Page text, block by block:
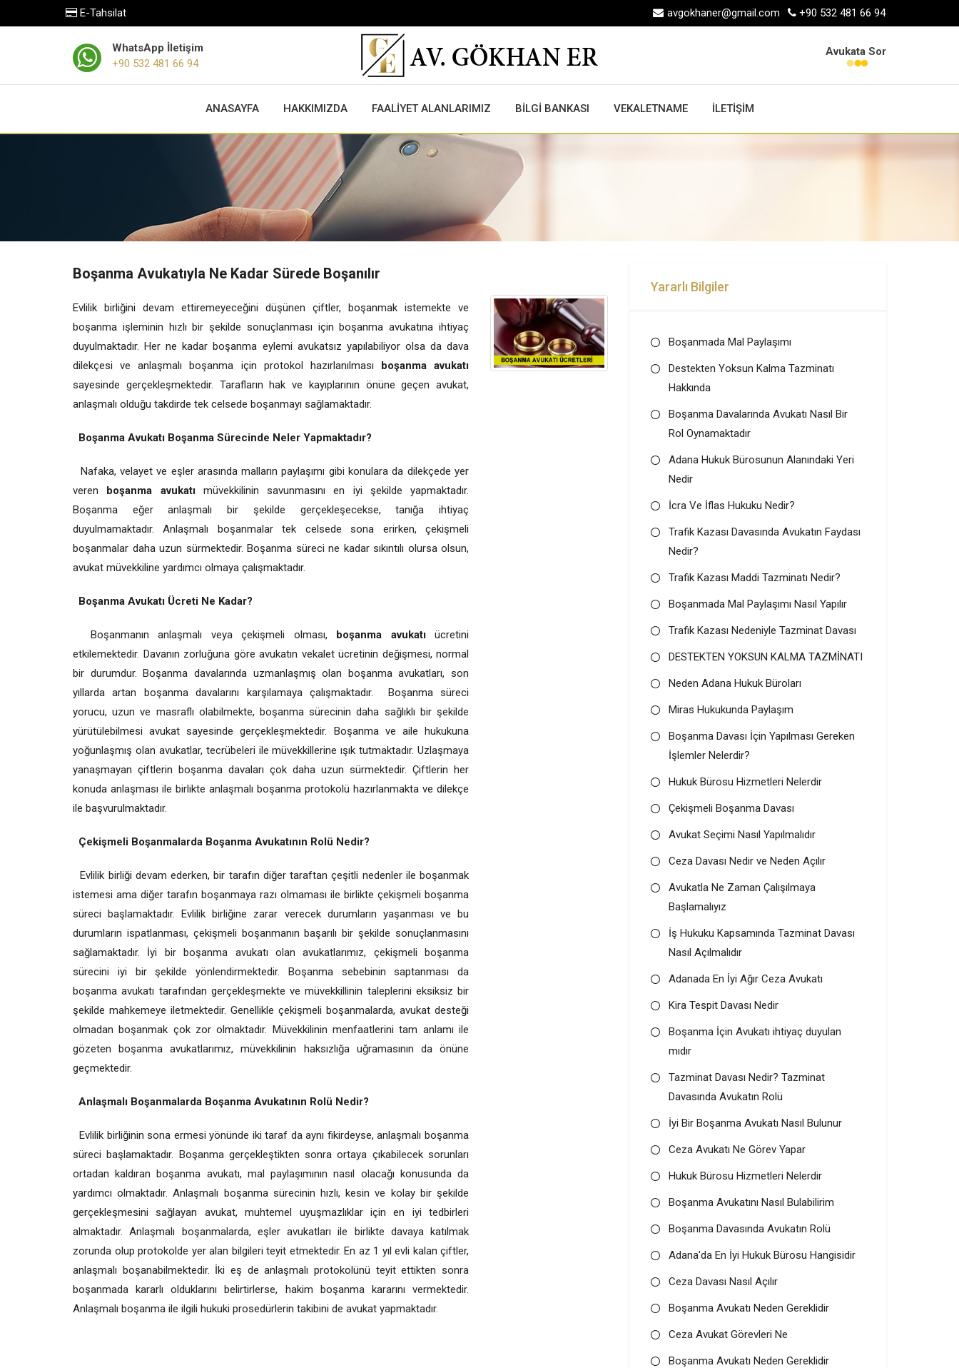
E-Tahsilat avgokhaner@gmail.com +90 532 481 66 94
WhatsApp İletişim
+90 532 481 66 94
Avukata Sor
ANASAYFA HAKKIMIZDA FAALİYET ALANLARIMIZ BİLGİ BANKASI VEKALETNAME İLETİŞİM
Boşanma Avukatıyla Ne Kadar Sürede Boşanılır
Evlilik birliğini devam ettiremeyeceğini düşünen çiftler, boşanmak istemekte ve
boşanma işleminin hızlı bir şekilde sonuçlanması için boşanma avukatına ihtiyaç
duyulmaktadır. Her ne kadar boşanma eylemi avukatsız yapılabiliyor olsa da dava
dilekçesi ve anlaşmalı boşanma için protokol hazırlanılması boşanma avukatı
sayesinde gerçekleşmektedir. Tarafların hak ve kayıplarının önüne geçen avukat,
anlaşmalı olduğu takdirde tek celsede boşanmayı sağlamaktadır.
Boşanma Avukatı Boşanma Sürecinde Neler Yapmaktadır?
Nafaka, velayet ve eşler arasında malların paylaşımı gibi konulara da dilekçede yer
veren boşanma avukatı müvekkilinin savunmasını en iyi şekilde yapmaktadır.
Boşanma eğer anlaşmalı bir şekilde gerçekleşecekse, tanığa ihtiyaç
duyulmamaktadır. Anlaşmalı boşanmalar tek celsede sona erirken, çekişmeli
boşanmalar daha uzun sürmektedir. Boşanma süreci ne kadar sıkıntılı olursa olsun,
avukat müvekkiline yardımcı olmaya çalışmaktadır.
Boşanma Avukatı Ücreti Ne Kadar?
Boşanmanın anlaşmalı veya çekişmeli olması, boşanma avukatıücretini
etkilemektedir. Davanın zorluğuna göre avukatın vekalet ücretinin değişmesi, normal
bir durumdur. Boşanma davalarında uzmanlaşmış olan boşanma avukatları, son
yıllarda artan boşanma davalarını karşılamaya çalışmaktadır.
Boşanma süreci
yorucu, uzun ve masraflı olabilmekte, boşanma sürecinin daha sağlıklı bir şekilde
yürütülebilmesi avukat sayesinde gerçekleşmektedir. Boşanma ve aile hukukuna
yoğunlaşmış olan avukatlar, tecrübeleri ile müvekkillerine ışık tutmaktadır. Uzlaşmaya
yanaşmayan çiftlerin boşanma davaları çok daha uzun sürmektedir. Çiftlerin her
konuda anlaşması ile birlikte anlaşmalı boşanma protokolü hazırlanmakta ve dilekçe
ile başvurulmaktadır.
Çekişmeli Boşanmalarda Boşanma Avukatının Rolü Nedir?
Evlilik birliği devam ederken, bir tarafın diğer taraftan çeşitli nedenler ile boşanmak
istemesi ama diğer tarafın boşanmaya razı olmaması ile birlikte çekişmeli boşanma
süreci başlamaktadır. Evlilik birliğine zarar verecek durumların yaşanması ve bu
durumların ispatlanması, çekişmeli boşanmanın başarılı bir şekilde sonuçlanmasını
sağlamaktadır. İyi bir boşanma avukatı olan avukatlarımız, çekişmeli boşanma
sürecini iyi bir şekilde yönlendirmektedir. Boşanma sebebinin saptanması da
boşanma avukatı tarafından gerçekleşmekte ve müvekkillinin taleplerini eksiksiz bir
şekilde mahkemeye iletmektedir. Genellikle çekişmeli boşanmalarda, avukat desteği
olmadan boşanmak çok zor olmaktadır. Müvekkilinin menfaatlerini tam anlamı ile
gözeten boşanma avukatlarımız, müvekkilinin haksızlığa uğramasının da önüne
geçmektedir.
Anlaşmalı Boşanmalarda Boşanma Avukatının Rolü Nedir?
Evlilik birliğinin sona ermesi yönünde iki taraf da aynı fikirdeyse, anlaşmalı boşanma
süreci başlamaktadır. Boşanma gerçekleştikten sonra ortaya çıkabilecek sorunları
ortadan kaldıran boşanma avukatı, mal paylaşımının nasıl olacağı konusunda da
yardımcı olmaktadır. Anlaşmalı boşanma sürecinin hızlı, kesin ve kolay bir şekilde
gerçekleşmesini sağlayan avukat, muhtemel uyuşmazlıklar için en iyi tedbirleri
almaktadır. Anlaşmalı boşanmalarda, eşler avukatları ile birlikte davaya katılmak
zorunda olup protokolde yer alan bilgileri teyit etmektedir. En az 1 yıl evli kalan çiftler,
anlaşmalı boşanabilmektedir. İki eş de anlaşmalı protokolünü teyit ettikten sonra
boşanmada kararlı olduklarını belirtirlerse, hakim boşanma kararını vermektedir.
Anlaşmalı boşanma ile ilgili hukuki prosedürlerin takibini de avukat yapmaktadır.
Yararlı Bilgiler
Boşanmada Mal Paylaşımı
Destekten Yoksun Kalma Tazminatı
Hakkında
Boşanma Davalarında Avukatı Nasıl Bir
Rol Oynamaktadır
Adana Hukuk Bürosunun Alanındaki Yeri
Nedir
İcra Ve İflas Hukuku Nedir?
Trafik Kazası Davasında Avukatın Faydası
Nedir?
Trafik Kazası Maddi Tazminatı Nedir?
Boşanmada Mal Paylaşımı Nasıl Yapılır
Trafik Kazası Nedeniyle Tazminat Davası
DESTEKTEN YOKSUN KALMA TAZMİNATI
Neden Adana Hukuk Büroları
Miras Hukukunda Paylaşım
Boşanma Davası İçin Yapılması Gereken
İşlemler Nelerdir?
Hukuk Bürosu Hizmetleri Nelerdir
Çekişmeli Boşanma Davası
Avukat Seçimi Nasıl Yapılmalıdır
Ceza Davası Nedir ve Neden Açılır
Avukatla Ne Zaman Çalışılmaya
Başlamalıyız
İş Hukuku Kapsamında Tazminat Davası
Nasıl Açılmalıdır
Adanada En İyi Ağır Ceza Avukatı
Kira Tespit Davası Nedir
Boşanma İçin Avukatı ihtiyaç duyulan
mıdır
Tazminat Davası Nedir? Tazminat
Davasında Avukatın Rolü
İyi Bir Boşanma Avukatı Nasıl Bulunur
Ceza Avukatı Ne Görev Yapar
Hukuk Bürosu Hizmetleri Nelerdir
Boşanma Avukatını Nasıl Bulabilirim
Boşanma Davasında Avukatın Rolü
Adana'da En İyi Hukuk Bürosu Hangisidir
Ceza Davası Nasıl Açılır
Boşanma Avukatı Neden Gereklidir
Ceza Avukat Görevleri Ne
Boşanma Avukatı Neden Gereklidir